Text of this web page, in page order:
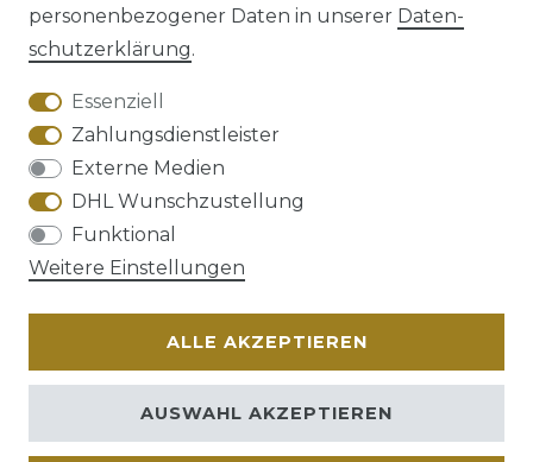
AGB Barrierefreiheitserklärung
Widerrufs­recht
personenbezogener Daten in unserer Daten­
schutz­erklärung.
Essenziell
Zahlungsdienstleister
Externe Medien
DHL Wunschzustellung
Funktional
Weitere Einstellungen
ALLE AKZEPTIEREN
AUSWAHL AKZEPTIEREN